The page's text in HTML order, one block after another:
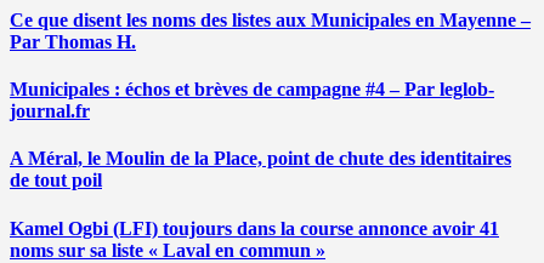
Ce que disent les noms des listes aux Municipales en Mayenne –
Par Thomas H.
Municipales : échos et brèves de campagne #4 – Par leglob-
journal.fr
A Méral, le Moulin de la Place, point de chute des identitaires
de tout poil
Kamel Ogbi (LFI) toujours dans la course annonce avoir 41
noms sur sa liste « Laval en commun »